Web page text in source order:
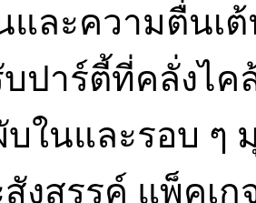
และความตื่นเ
ปาร์ตี้ที่คลั่งไ
ในและรอบ ๆ
งสรรค์ แพ็คเ